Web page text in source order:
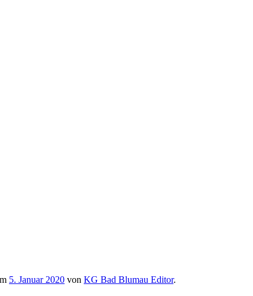
5. Januar 2020 von KG Bad Blumau Editor.